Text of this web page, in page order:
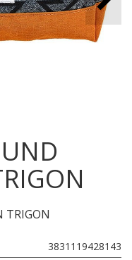
TRIGON
3831119428143